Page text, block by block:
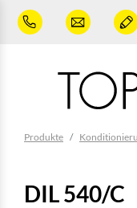
Zum Hauptinhalt springen
Produkte
DIL 540/C